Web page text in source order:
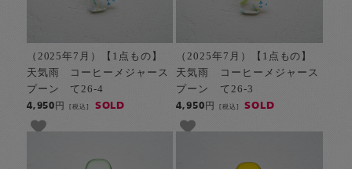
（2025年7月）【1点もの】
天気雨 コーヒーメジャース
プーン て26-4
4,950円[税込] SOLD
（2025年7月）【1点もの】
天気雨 コーヒーメジャース
プーン て26-3
4,950円 [税込] SOLD